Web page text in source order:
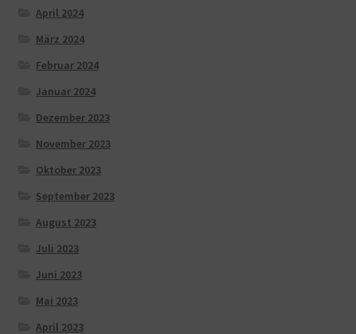
April 2024
März 2024
Februar 2024
Januar 2024
Dezember 2023
November 2023
Oktober 2023
September 2023
August 2023
Juli 2023
Juni 2023
Mai 2023
April 2023